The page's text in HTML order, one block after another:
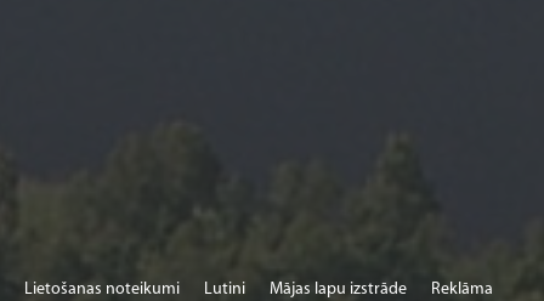
Lietošanas noteikumi Lutini Mājas lapu izstrāde Reklāma